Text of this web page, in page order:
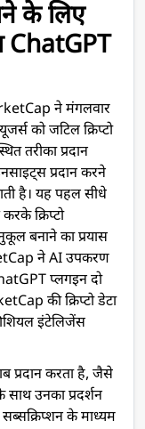
के लिए
ChatGPT
ने मंगलवार
को जटिल क्रिप्टो
तरीका प्रदान
प्रदान करने
है। यह पहल सीधे
क्रिप्टो
बनाने का प्रयास
ने AI उपकरण
प्लगइन दो
की क्रिप्टो डेटा
इंटेलिजेंस
प्रदान करता है, जैसे
उनका प्रदर्शन
के माध्यम